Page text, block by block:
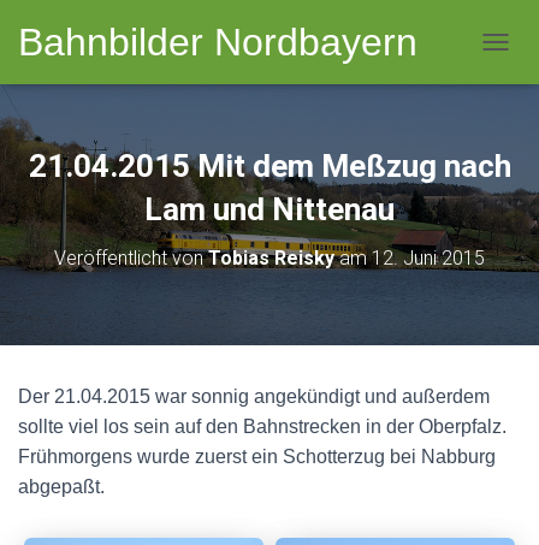
Bahnbilder Nordbayern
21.04.2015 Mit dem Meßzug nach
Lam und Nittenau
Veröffentlicht vonTobias Reiskyam12. Juni 2015
Der 21.04.2015 war sonnig angekündigt und außerdem
sollte viel los sein auf den Bahnstrecken in der Oberpfalz.
Frühmorgens wurde zuerst ein Schotterzug bei Nabburg
abgepaßt.